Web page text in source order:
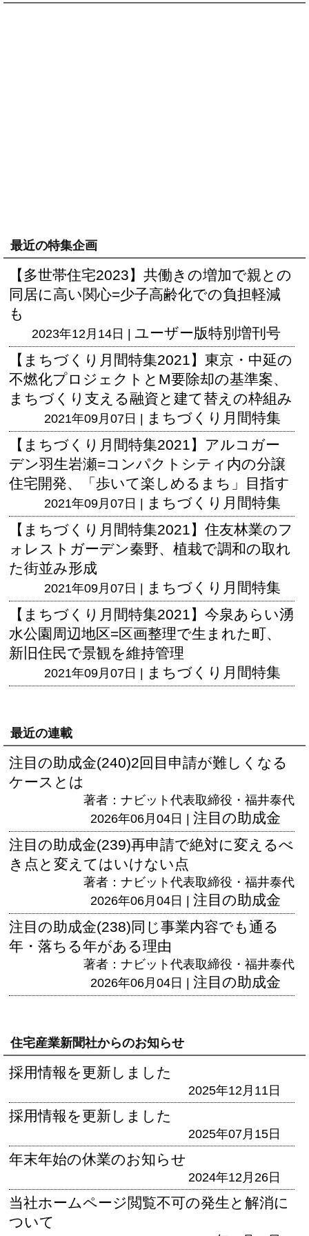
最近の特集企画
【多世帯住宅2023】共働きの増加で親との
同居に高い関心=少子高齢化での負担軽減
も
2023年12月14日 | ユーザー版特別増刊号
【まちづくり月間特集2021】東京・中延の
不燃化プロジェクトとM要除却の基準案、
まちづくり支える融資と建て替えの枠組み
2021年09月07日 | まちづくり月間特集
【まちづくり月間特集2021】アルコガー
デン羽生岩瀬=コンパクトシティ内の分譲
住宅開発、「歩いて楽しめるまち」目指す
2021年09月07日 | まちづくり月間特集
【まちづくり月間特集2021】住友林業のフ
ォレストガーデン秦野、植栽で調和の取れ
た街並み形成
2021年09月07日 | まちづくり月間特集
【まちづくり月間特集2021】今泉あらい湧
水公園周辺地区=区画整理で生まれた町、
新旧住民で景観を維持管理
2021年09月07日 | まちづくり月間特集
最近の連載
注目の助成金(240)2回目申請が難しくなる
ケースとは
著者：ナビット代表取締役・福井泰代
2026年06月04日 | 注目の助成金
注目の助成金(239)再申請で絶対に変えるべ
き点と変えてはいけない点
著者：ナビット代表取締役・福井泰代
2026年06月04日 | 注目の助成金
注目の助成金(238)同じ事業内容でも通る
年・落ちる年がある理由
著者：ナビット代表取締役・福井泰代
2026年06月04日 | 注目の助成金
住宅産業新聞社からのお知らせ
採用情報を更新しました
2025年12月11日
採用情報を更新しました
2025年07月15日
年末年始の休業のお知らせ
2024年12月26日
当社ホームページ閲覧不可の発生と解消に
ついて